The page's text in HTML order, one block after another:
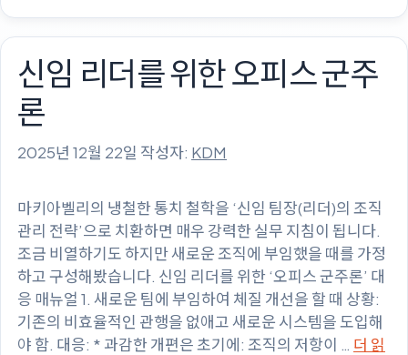
신임 리더를 위한 오피스 군주
론
2025년 12월 22일 작성자: KDM
마키아벨리의 냉철한 통치 철학을 ‘신임 팀장(리더)의 조직
관리 전략’으로 치환하면 매우 강력한 실무 지침이 됩니다.
조금 비열하기도 하지만 새로운 조직에 부임했을 때를 가정
하고 구성해봤습니다. 신임 리더를 위한 ‘오피스 군주론’ 대
응 매뉴얼 1. 새로운 팀에 부임하여 체질 개선을 할 때 상황:
기존의 비효율적인 관행을 없애고 새로운 시스템을 도입해
야 함. 대응: * 과감한 개편은 초기에: 조직의 저항이 … 더 읽